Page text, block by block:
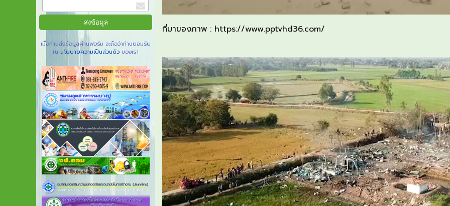
เมื่อท่านส่งข้อมูลผ่านฟอร์ม จะถือว่าท่านยอมรับ
ใน นโยบายความเป็นส่วนตัวของเรา
ที่มาของภาพ : https://www.pptvhd36.com/